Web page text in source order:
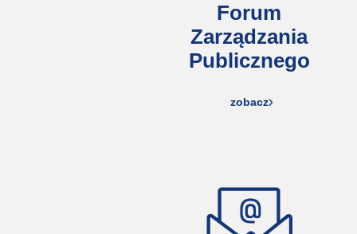
Forum
Zarządzania
Publicznego
zobacz